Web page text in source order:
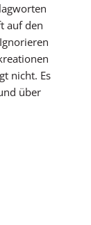
auf den
nicht. Es
über